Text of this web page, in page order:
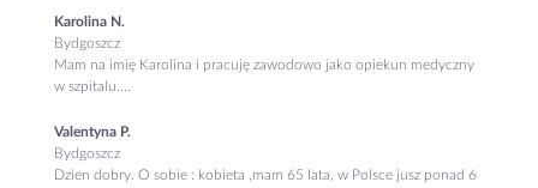
Karolina N.
Bydgoszcz
Mam na imię Karolina i pracuję zawodowo jako opiekun medyczny
w szpitalu....
Valentyna P.
Bydgoszcz
Dzien dobry. O sobie : kobieta ,mam 65 lata, w Polsce jusz ponad 6